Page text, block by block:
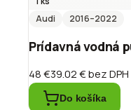
Audi
2016–2022
Prídavná vodná
48 €39.02 €bez DPH
Do košíka